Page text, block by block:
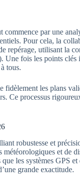
commence par une
Pour cela, la
repérage, utilisant la
Une fois les points
tous.
les plans
Ce processus
robustesse et
et de
les systèmes GPS
grande exactitude.